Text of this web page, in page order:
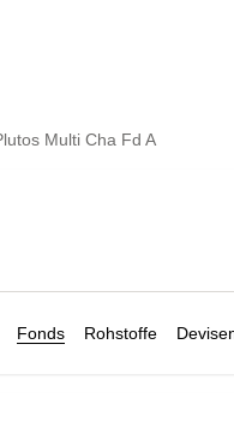
Multi Cha Fd A
Fonds Rohstoffe